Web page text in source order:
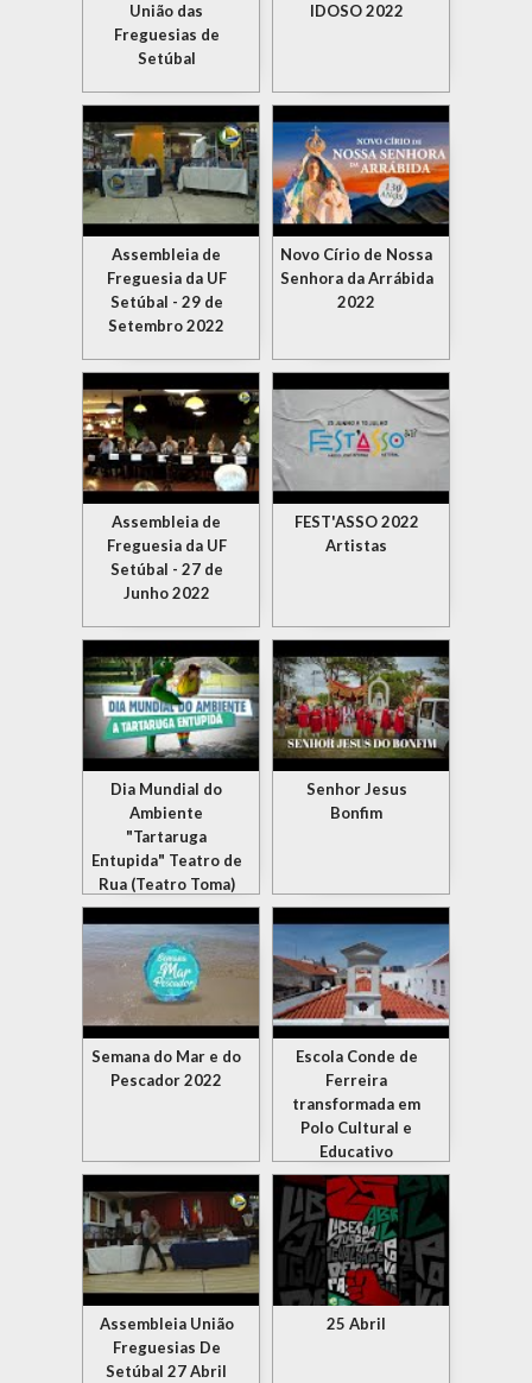
União das
Freguesias de
Setúbal
IDOSO 2022
Assembleia de
Freguesia da UF
Setúbal - 29 de
Setembro 2022
Novo Círio de Nossa
Senhora da Arrábida
2022
Assembleia de
Freguesia da UF
Setúbal - 27 de
Junho 2022
FEST'ASSO 2022
Artistas
Dia Mundial do
Ambiente
"Tartaruga
Entupida" Teatro de
Rua (Teatro Toma)
Senhor Jesus
Bonfim
Semana do Mar e do
Pescador 2022
Escola Conde de
Ferreira
transformada em
Polo Cultural e
Educativo
Assembleia União
Freguesias De
Setúbal 27 Abril
25 Abril